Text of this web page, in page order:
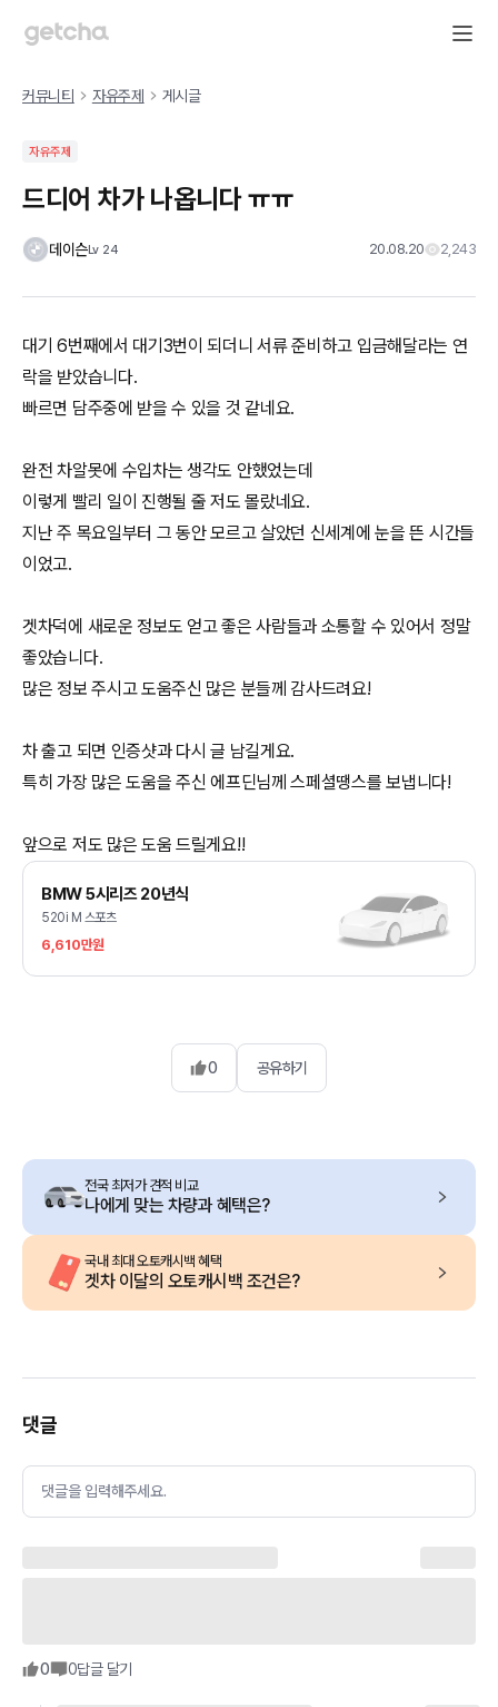
커뮤니티 자유주제 게시글
자유주제
드디어 차가 나옵니다 ㅠㅠ
데이슨Lv 24 20.08.20 2,243
대기 6번째에서 대기3번이 되더니 서류 준비하고 입금해달라는 연
락을 받았습니다.
빠르면 담주중에 받을 수 있을 것 같네요.
완전 차알못에 수입차는 생각도 안했었는데
이렇게 빨리 일이 진행될 줄 저도 몰랐네요.
지난 주 목요일부터 그 동안 모르고 살았던 신세계에 눈을 뜬 시간들
이었고.
겟차덕에 새로운 정보도 얻고 좋은 사람들과 소통할 수 있어서 정말
좋았습니다.
많은 정보 주시고 도움주신 많은 분들께 감사드려요!
차 출고 되면 인증샷과 다시 글 남길게요.
특히 가장 많은 도움을 주신 에프딘님께 스페셜땡스를 보냅니다!
앞으로 저도 많은 도움 드릴게요!!
BMW 5시리즈 20년식
520i M 스포츠
6,610만원
0 공유하기
전국 최저가 견적 비교
나에게 맞는 차량과 혜택은?
국내 최대 오토캐시백 혜택
겟차 이달의 오토캐시백 조건은?
댓글
댓글을 입력해주세요.
0 0답글 달기